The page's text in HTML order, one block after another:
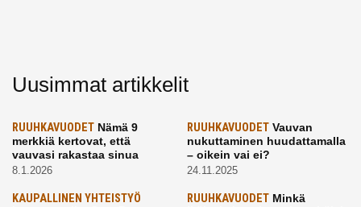
Uusimmat artikkelit
RUUHKAVUODET Nämä 9
merkkiä kertovat, että
vauvasi rakastaa sinua
8.1.2026
RUUHKAVUODETVauvan
nukuttaminen huudattamalla
– oikein vai ei?
24.11.2025
KAUPALLINEN YHTEISTYÖ RUUHKAVUODETMinkä